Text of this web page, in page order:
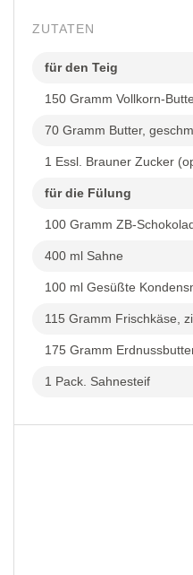
ZUTATEN
für den Teig
150 Gramm Vollkorn-
70 Gramm Butter,
1 Essl. Brauner Zucker
für die Fülung
100 Gramm ZB-
400 ml Sahne
100 ml Gesüßte
115 Gramm Frischkäse,
175 Gramm
1 Pack. Sahnesteif